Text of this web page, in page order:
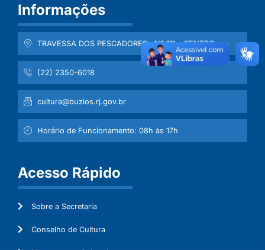
Informações
TRAVESSA DOS PESCADORES , Nº 111 - CENTRO
(22) 2350-6018
cultura@buzios.rj.gov.br
Horário de Funcionamento: 08h às 17h
Acesso Rápido
Sobre a Secretaria
Conselho de Cultura